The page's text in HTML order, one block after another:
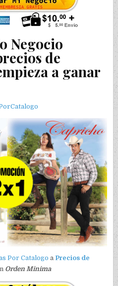
Negocio
de
a ganar
Por Catalogo a Precios de
Orden Minima